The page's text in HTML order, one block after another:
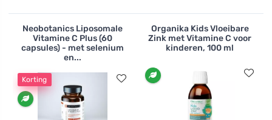
Neobotanics Liposomale
Vitamine C Plus (60
capsules) - met selenium
en...
Korting
Organika Kids Vloeibare
Zink met Vitamine C voor
kinderen, 100 ml